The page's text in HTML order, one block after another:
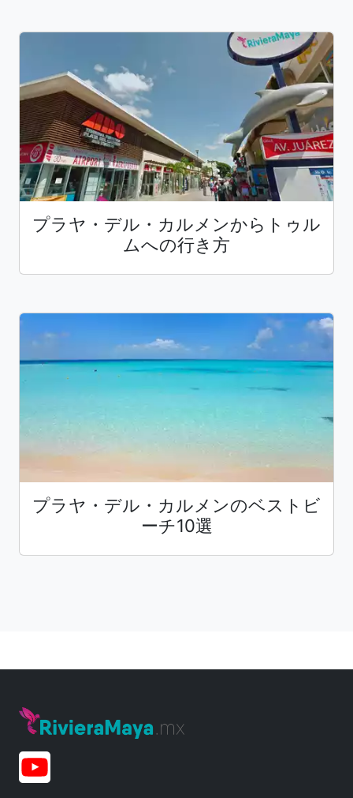
プラヤ・デル・カルメンからトゥル
ムへの行き方
プラヤ・デル・カルメンのベストビ
ーチ10選